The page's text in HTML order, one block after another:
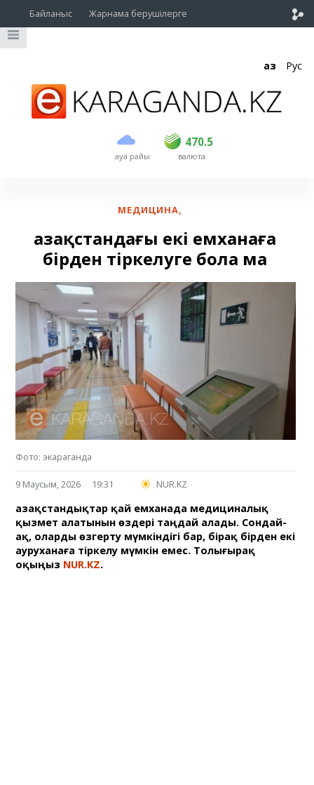
Байланыс Жарнама берушілерге
Қаз Рус
ауа райы
470.5
USD 469.5 470.5
EUR валюта
МЕДИЦИНА,
Қазақстандағы екі емханаға
бірден тіркелуге бола ма
Фото: экараганда
9 Маусым, 2026 19:31 NUR.KZ
Қазақстандықтар қай емханада медициналық
қызмет алатынын өздері таңдай алады. Сондай-
ақ, оларды өзгерту мүмкіндігі бар, бірақ бірден екі
ауруханаға тіркелу мүмкін емес. Толығырақ
оқыңыз NUR.KZ.